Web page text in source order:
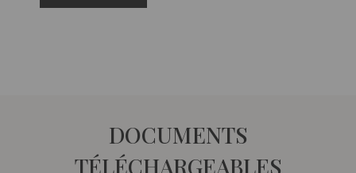
DOCUMENTS
TÉLÉCHARGEABLES